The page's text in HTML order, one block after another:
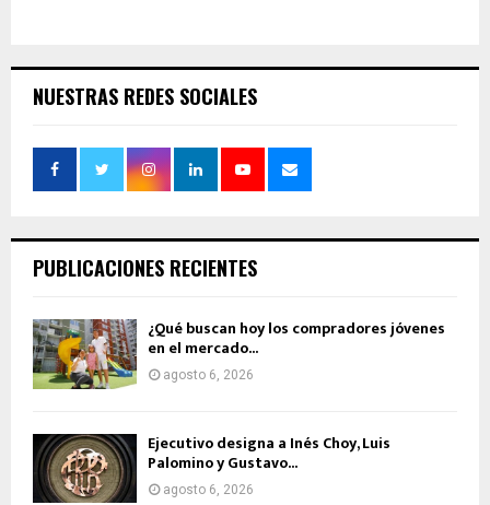
NUESTRAS REDES SOCIALES
PUBLICACIONES RECIENTES
¿Qué buscan hoy los compradores jóvenes
en el mercado...
agosto 6, 2026
Ejecutivo designa a Inés Choy, Luis
Palomino y Gustavo...
agosto 6, 2026